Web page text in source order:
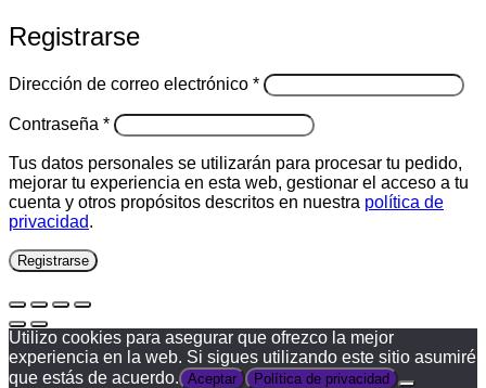
Registrarse
Dirección de correo electrónico *Obligatorio
Contraseña *Obligatorio
Tus datos personales se utilizarán para procesar tu pedido,
mejorar tu experiencia en esta web, gestionar el acceso a tu
cuenta y otros propósitos descritos en nuestra política de
privacidad.
Registrarse
Utilizo cookies para asegurar que ofrezco la mejor
experiencia en la web. Si sigues utilizando este sitio asumiré
que estás de acuerdo. Aceptar Política de privacidad